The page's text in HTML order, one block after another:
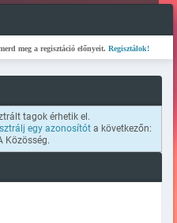
meg a regisztáció előnyeit.Regisztálok!
tagok érhetik el.
egy azonosítót a következőn:
Közösség.